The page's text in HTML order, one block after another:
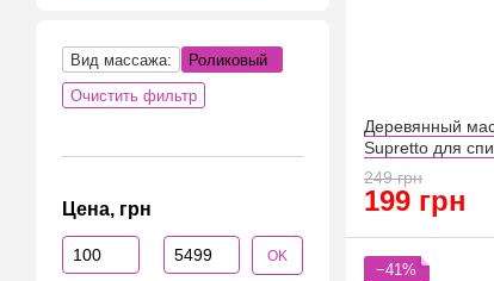
Деревянный
Supretto для
249 грн
199 грн
−41%
Вид массажа:
Роликовый
Очистить фильтр
Цена, грн
От Цена, грн
До Цена, грн
OK